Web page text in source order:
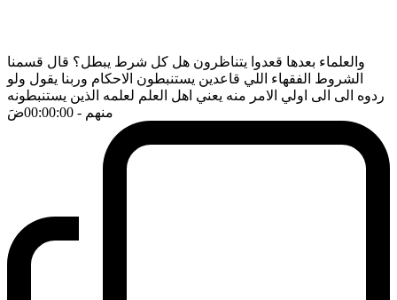
والعلماء بعدها قعدوا يتناظرون هل كل شرط يبطل؟ قال قسمنا
الشروط الفقهاء اللي قاعدين يستنبطون الاحكام وربنا يقول ولو
ردوه الى الى اولي الامر منه يعني اهل العلم لعلمه الذين يستنبطونه
منهم - 00:00:00 ضَ